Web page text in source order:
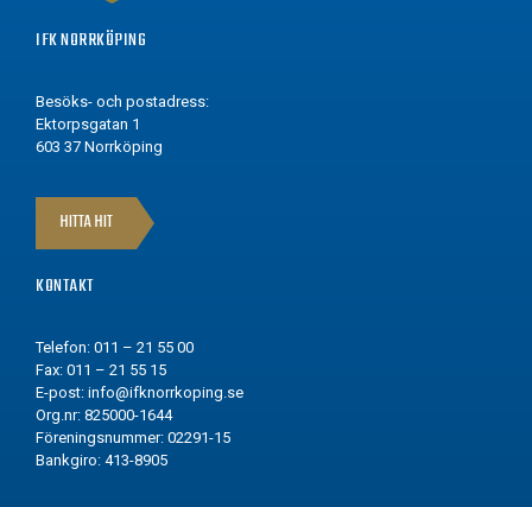
IFK NORRKÖPING
Besöks- och postadress:
Ektorpsgatan 1
603 37 Norrköping
HITTA HIT
KONTAKT
Telefon: 011 – 21 55 00
Fax: 011 – 21 55 15
E-post: info@ifknorrkoping.se
Org.nr: 825000-1644
Föreningsnummer: 02291-15
Bankgiro: 413-8905